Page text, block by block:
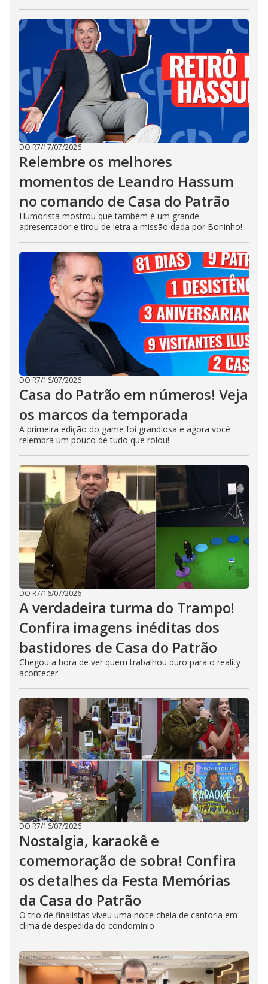
DO R7/17/07/2026
Relembre os melhores
momentos de Leandro Hassum
no comando de Casa do Patrão
Humorista mostrou que também é um grande
apresentador e tirou de letra a missão dada por Boninho!
DO R7/16/07/2026
Casa do Patrão em números! Veja
os marcos da temporada
A primeira edição do game foi grandiosa e agora você
relembra um pouco de tudo que rolou!
DO R7/16/07/2026
A verdadeira turma do Trampo!
Confira imagens inéditas dos
bastidores de Casa do Patrão
Chegou a hora de ver quem trabalhou duro para o reality
acontecer
DO R7/16/07/2026
Nostalgia, karaokê e
comemoração de sobra! Confira
os detalhes da Festa Memórias
da Casa do Patrão
O trio de finalistas viveu uma noite cheia de cantoria em
clima de despedida do condomínio